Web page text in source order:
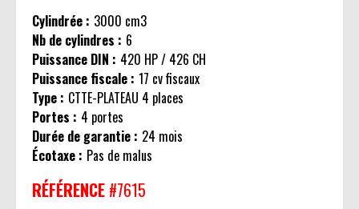
Cylindrée : 3000 cm3
Nb de cylindres : 6
Puissance DIN : 420 HP / 426 CH
Puissance fiscale : 17 cv fiscaux
Type : CTTE-PLATEAU 4 places
Portes : 4 portes
Durée de garantie : 24 mois
Écotaxe : Pas de malus
RÉFÉRENCE #7615